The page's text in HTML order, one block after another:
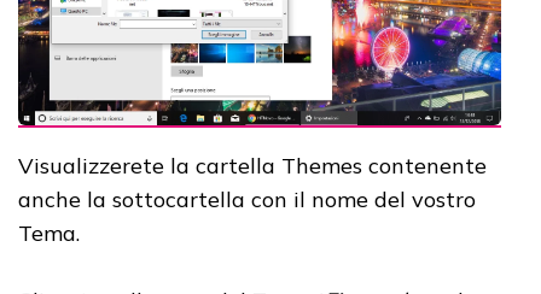
Visualizzerete la cartella Themes contenente
anche la sottocartella con il nome del vostro
Tema.